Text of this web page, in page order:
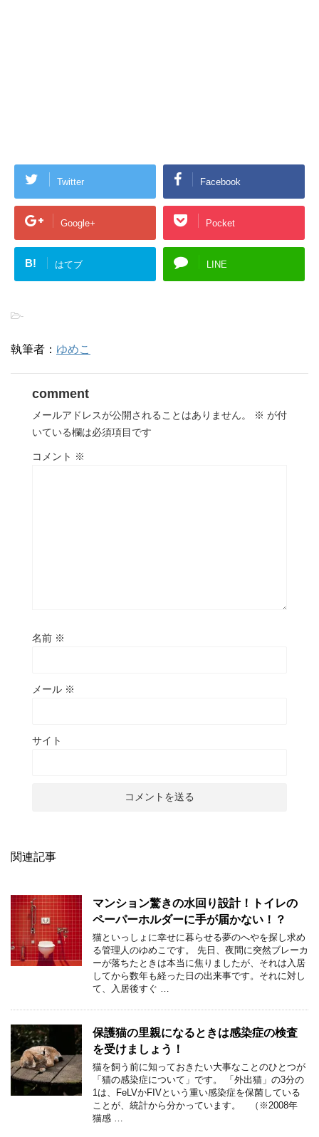
Twitter Facebook
Google+ Pocket
B! はてブ LINE
-
執筆者： ゆめこ
comment
メールアドレスが公開されることはありません。 ※ が付
いている欄は必須項目です
コメント ※
名前 ※
メール ※
サイト
関連記事
マンション驚きの水回り設計！トイレの
ペーパーホルダーに手が届かない！？
猫といっしょに幸せに暮らせる夢のへやを探し求め
る管理人のゆめこです。 先日、夜間に突然ブレーカ
ーが落ちたときは本当に焦りましたが、それは入居
してから数年も経った日の出来事です。それに対し
て、入居後すぐ …
保護猫の里親になるときは感染症の検査
を受けましょう！
猫を飼う前に知っておきたい大事なことのひとつが
「猫の感染症について」です。 「外出猫」の3分の
1は、FeLVかFIVという重い感染症を保菌している
ことが、統計から分かっています。 （※2008年
猫感 …